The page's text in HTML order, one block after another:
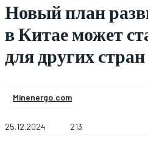
Новый план
в Китае может
для других стран
Minenergo.com
25.12.2024 213